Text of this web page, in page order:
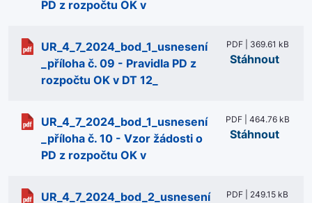
PD z rozpočtu OK v
UR_4_7_2024_bod_1_usnesení
_příloha č. 09 - Pravidla PD z
rozpočtu OK v DT 12_
PDF | 369.61 kB
Stáhnout
UR_4_7_2024_bod_1_usnesení
_příloha č. 10 - Vzor žádosti o
PD z rozpočtu OK v
PDF | 464.76 kB
Stáhnout
UR_4_7_2024_bod_2_usnesení PDF | 249.15 kB